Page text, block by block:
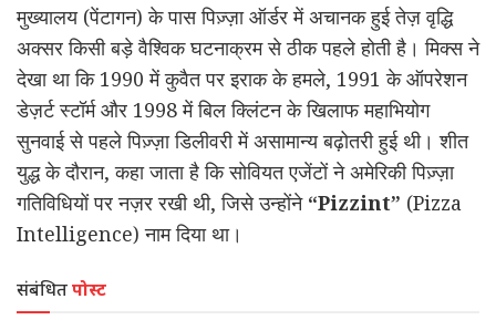
मुख्यालय (पेंटागन) के पास पिज़्ज़ा ऑर्डर में अचानक हुई तेज़ वृद्धि
अक्सर किसी बड़े वैश्विक घटनाक्रम से ठीक पहले होती है। मिक्स ने
देखा था कि 1990 में कुवैत पर इराक के हमले, 1991 के ऑपरेशन
डेज़र्ट स्टॉर्म और 1998 में बिल क्लिंटन के खिलाफ महाभियोग
सुनवाई से पहले पिज़्ज़ा डिलीवरी में असामान्य बढ़ोतरी हुई थी। शीत
युद्ध के दौरान, कहा जाता है कि सोवियत एजेंटों ने अमेरिकी पिज़्ज़ा
गतिविधियों पर नज़र रखी थी, जिसे उन्होंने “Pizzint” (Pizza
Intelligence) नाम दिया था।
संबंधितपोस्ट